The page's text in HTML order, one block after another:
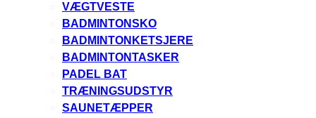
VÆGTVESTE
BADMINTONSKO
BADMINTONKETSJERE
BADMINTONTASKER
PADEL BAT
TRÆNINGSUDSTYR
SAUNETÆPPER